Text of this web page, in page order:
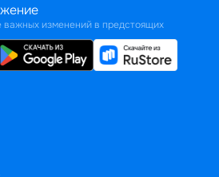
важных изменений в предстоящих